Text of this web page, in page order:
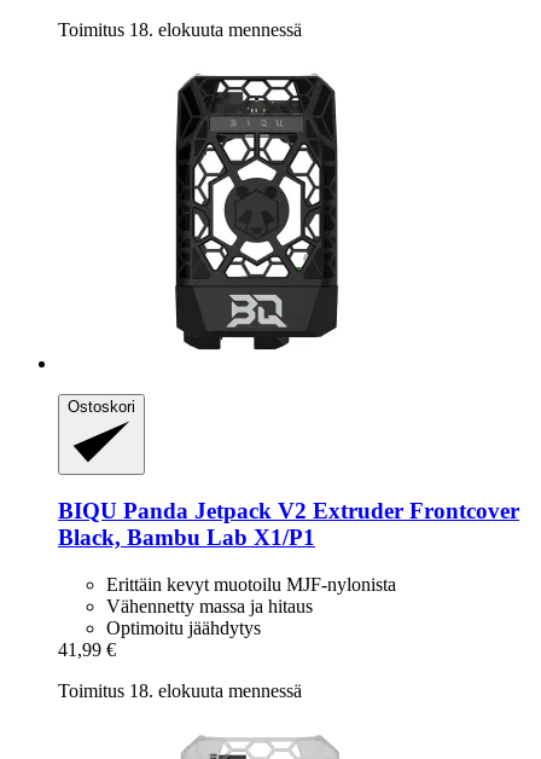
Toimitus 18. elokuuta mennessä
Ostoskori
BIQU Panda Jetpack V2 Extruder Frontcover
Black, Bambu Lab X1/P1
Erittäin kevyt muotoilu MJF-nylonista
Vähennetty massa ja hitaus
Optimoitu jäähdytys
41,99 €
Toimitus 18. elokuuta mennessä